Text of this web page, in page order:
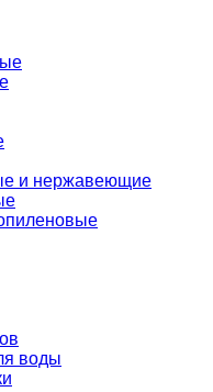
и нержавеющие
воды